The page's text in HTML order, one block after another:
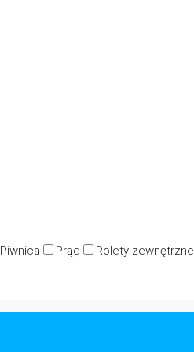
Piwnica Prąd Rolety zewnętrzne